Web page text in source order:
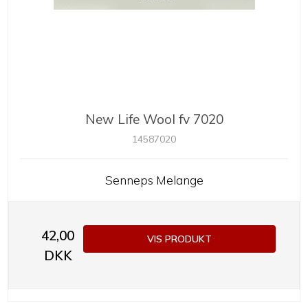
New Life Wool fv 7020
14587020
Senneps Melange
42,00
DKK
VIS PRODUKT